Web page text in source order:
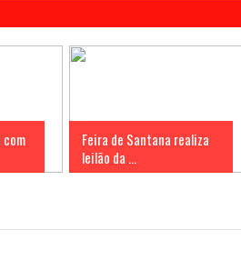
com
Feira de Santana realiza
leilão da ...